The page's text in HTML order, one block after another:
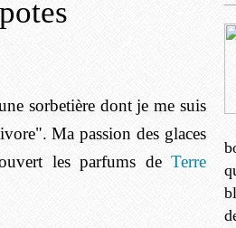
sorbetière dont je me suis
Ma passion des glaces
les parfums de Terre